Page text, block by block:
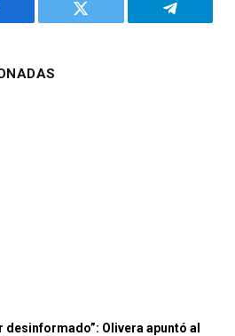
Twitter Telegram
Olivera apuntó al